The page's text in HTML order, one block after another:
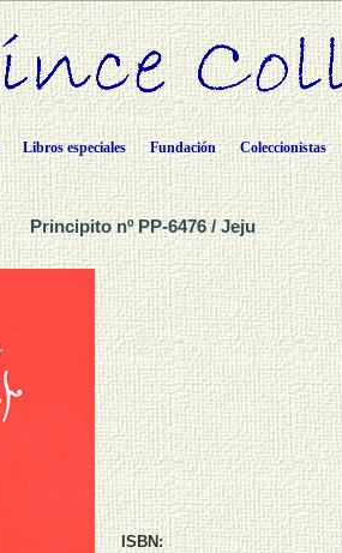
Libros especiales Fundación Coleccionistas
Principito nº PP-6476 / Jeju
ISBN: